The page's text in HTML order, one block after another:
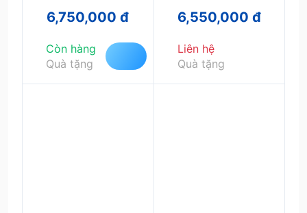
GDDR6 Graphics Card
OC Gaming, Ray
Tracing
6,750,000 đ
Còn hàng
Quà tặng
Card – Hiệu Năng Ổn
DLSS, Gaming Full HD
6,550,000 đ
Liên hệ
Quà tặng